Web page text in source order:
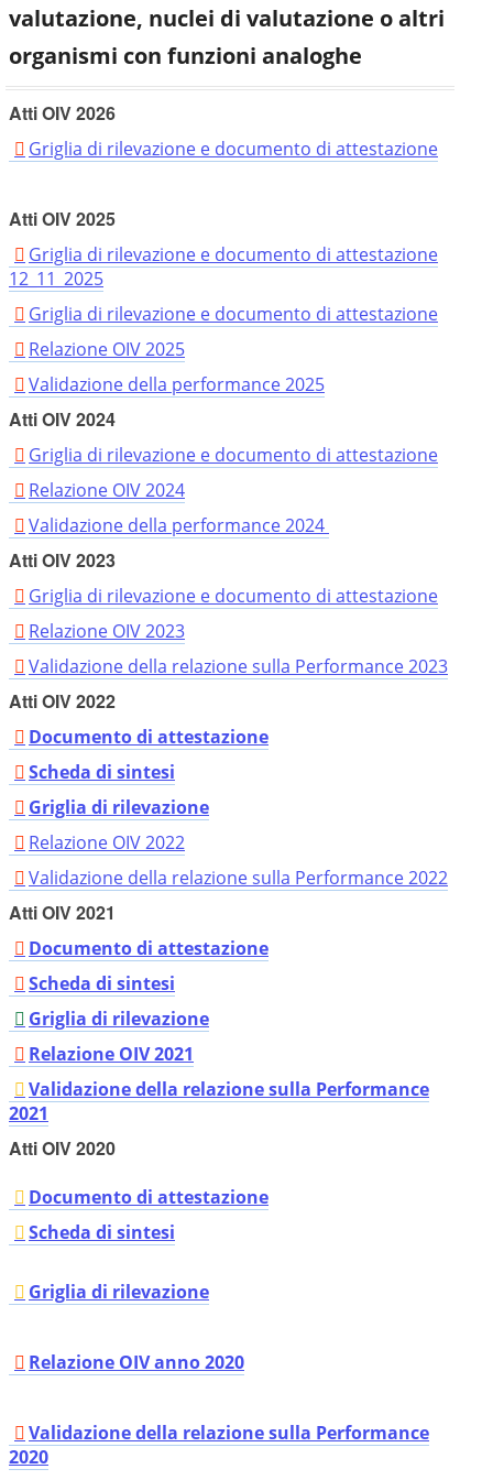
valutazione, nuclei di valutazione o altri
organismi con funzioni analoghe
Atti OIV 2026
Griglia di rilevazione e documento di attestazione
Atti OIV 2025
Griglia di rilevazione e documento di attestazione
12_11_2025
Griglia di rilevazione e documento di attestazione
Relazione OIV 2025
Validazione della performance 2025
Atti OIV 2024
Griglia di rilevazione e documento di attestazione
Relazione OIV 2024
Validazione della performance 2024
Atti OIV 2023
Griglia di rilevazione e documento di attestazione
Relazione OIV 2023
Validazione della relazione sulla Performance 2023
Atti OIV 2022
Documento di attestazione
Scheda di sintesi
Griglia di rilevazione
Relazione OIV 2022
Validazione della relazione sulla Performance 2022
Atti OIV 2021
Documento di attestazione
Scheda di sintesi
Griglia di rilevazione
Relazione OIV 2021
Validazione della relazione sulla Performance
2021
Atti OIV 2020
Documento di attestazione
Scheda di sintesi
Griglia di rilevazione
Relazione OIV anno 2020
Validazione della relazione sulla Performance
2020